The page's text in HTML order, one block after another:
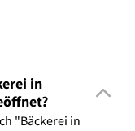
in
"Bäckerei in